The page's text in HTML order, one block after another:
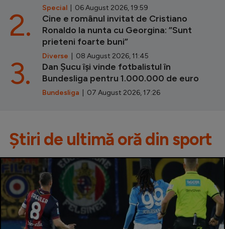
Special | 06 August 2026, 19:59
Cine e românul invitat de Cristiano
Ronaldo la nunta cu Georgina: ”Sunt
prieteni foarte buni”
Diverse | 08 August 2026, 11:45
2.
Dan Șucu își vinde fotbalistul în
Bundesliga pentru 1.000.000 de euro
Bundesliga | 07 August 2026, 17:26
3.
Știri de ultimă oră din sport